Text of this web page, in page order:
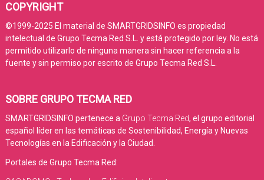
COPYRIGHT
©1999-2025 El material de SMARTGRIDSINFO es propiedad
intelectual de Grupo Tecma Red S.L. y está protegido por ley. No está
permitido utilizarlo de ninguna manera sin hacer referencia a la
fuente y sin permiso por escrito de Grupo Tecma Red S.L.
SOBRE GRUPO TECMA RED
SMARTGRIDSINFO pertenece a Grupo Tecma Red, el grupo editorial
español líder en las temáticas de Sostenibilidad, Energía y Nuevas
Tecnologías en la Edificación y la Ciudad.
Portales de Grupo Tecma Red: